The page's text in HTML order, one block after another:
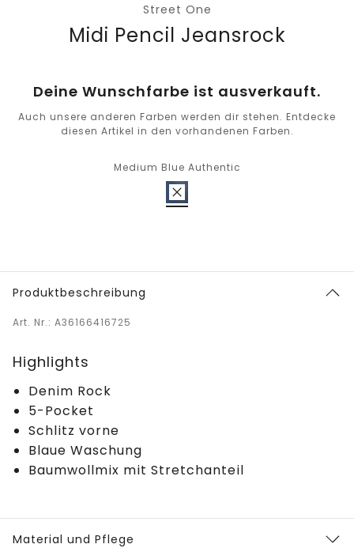
Street One
Midi Pencil Jeansrock
Deine Wunschfarbe ist ausverkauft.
Auch unsere anderen Farben werden dir stehen. Entdecke
diesen Artikel in den vorhandenen Farben.
Medium Blue Authentic
Produktbeschreibung
Art. Nr.: A36166416725
Highlights
Denim Rock
5-Pocket
Schlitz vorne
Blaue Waschung
Baumwollmix mit Stretchanteil
Material und Pflege